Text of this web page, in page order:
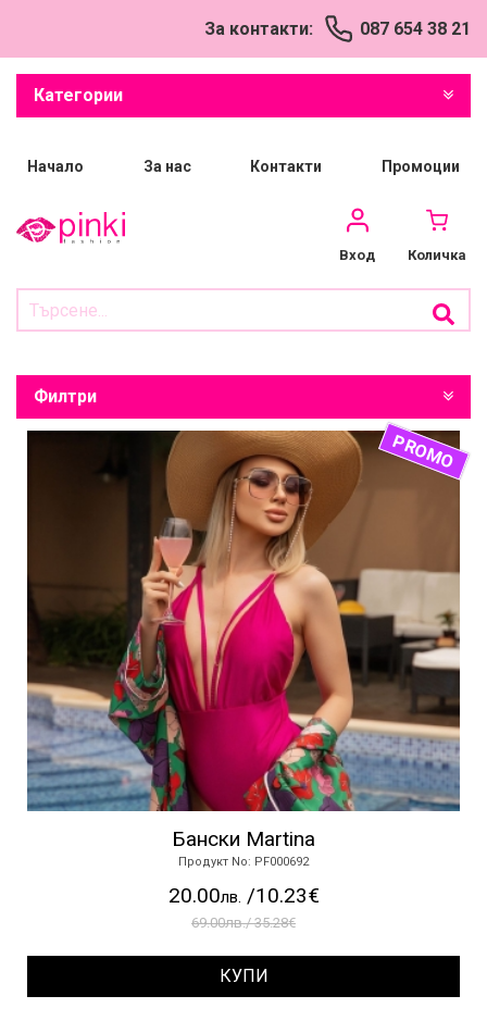
За контакти: 087 654 38 21
Категории
Начало За нас Контакти Промоции
Вход Количка
Филтри
PROMO
Бански Martina
Продукт No: PF000692
20.00лв. /10.23€
69.00лв./ 35.28€
КУПИ